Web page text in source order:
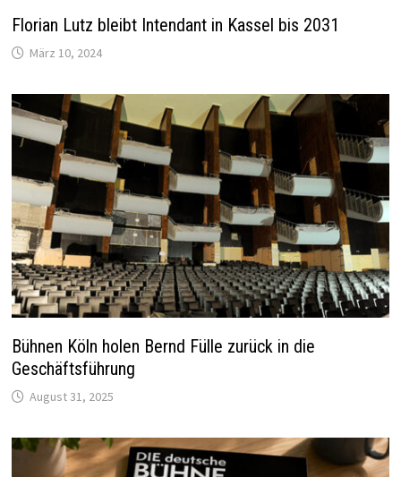
Florian Lutz bleibt Intendant in Kassel bis 2031
März 10, 2024
Bühnen Köln holen Bernd Fülle zurück in die
Geschäftsführung
August 31, 2025